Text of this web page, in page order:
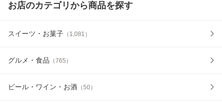
お店のカテゴリから商品を探す
スイーツ・お菓子 （ 1,081 ）
グルメ・食品 （765 ）
ビール・ワイン・お酒 （50）